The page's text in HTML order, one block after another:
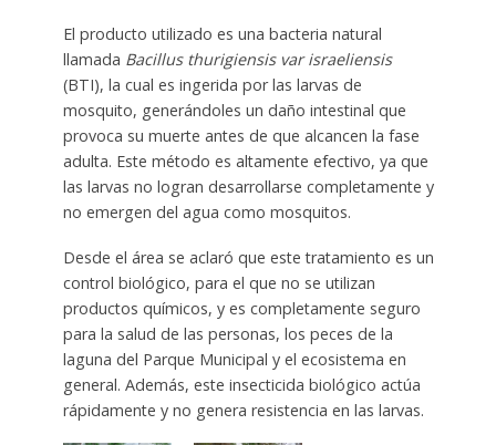
El producto utilizado es una bacteria natural
llamada Bacillus thurigiensis var israeliensis
(BTI), la cual es ingerida por las larvas de
mosquito, generándoles un daño intestinal que
provoca su muerte antes de que alcancen la fase
adulta. Este método es altamente efectivo, ya que
las larvas no logran desarrollarse completamente y
no emergen del agua como mosquitos.
Desde el área se aclaró que este tratamiento es un
control biológico, para el que no se utilizan
productos químicos, y es completamente seguro
para la salud de las personas, los peces de la
laguna del Parque Municipal y el ecosistema en
general. Además, este insecticida biológico actúa
rápidamente y no genera resistencia en las larvas.